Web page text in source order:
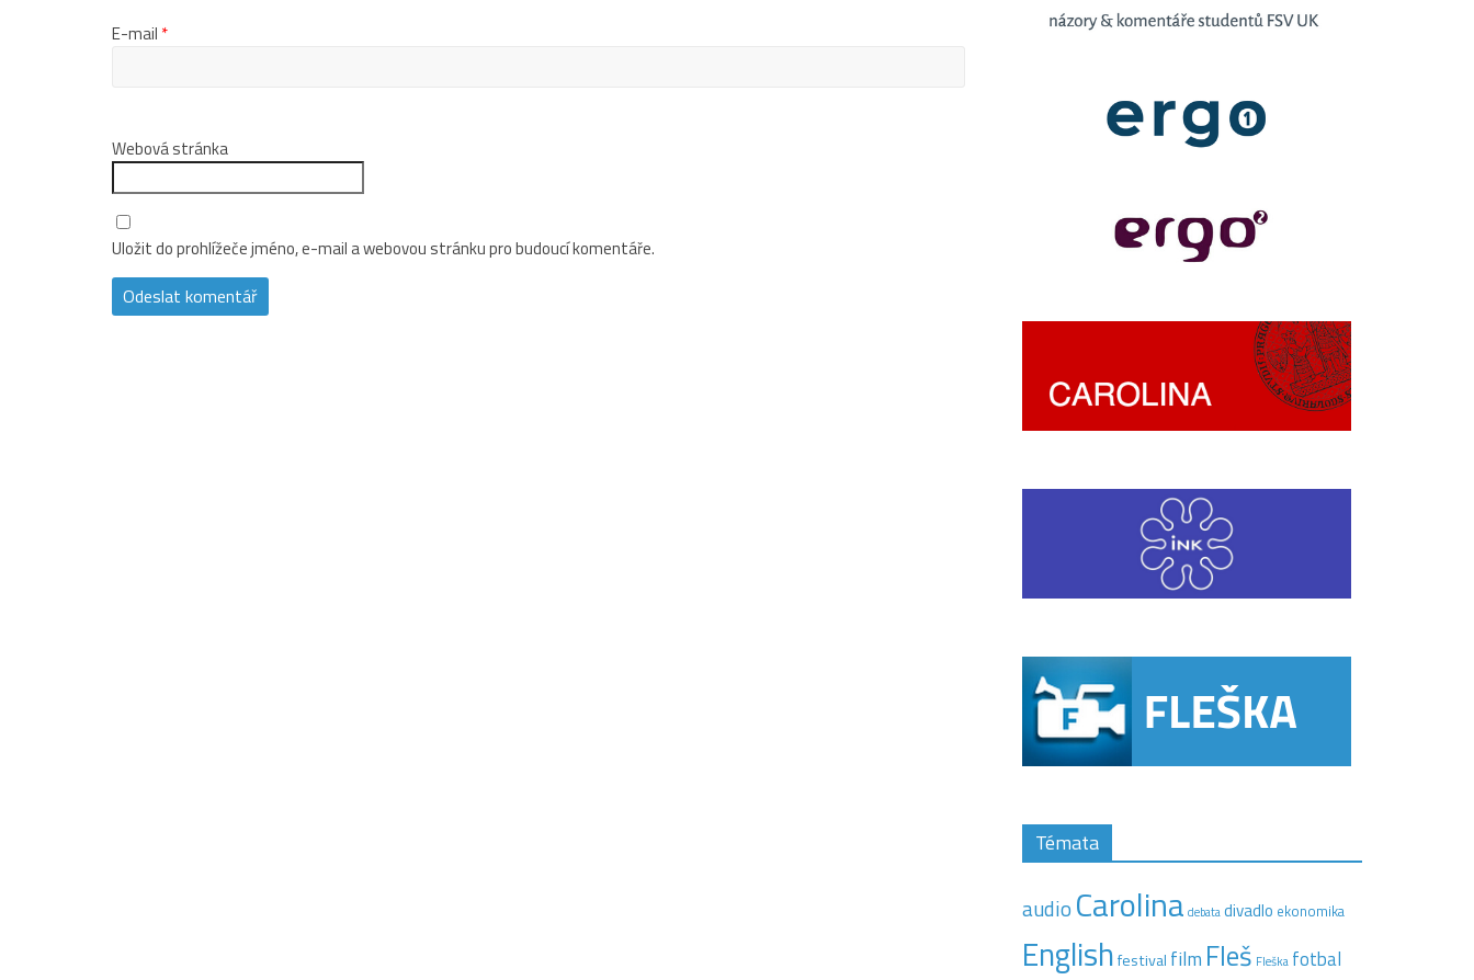
E-mail *
Webová stránka
Uložit do prohlížeče jméno, e-mail a webovou stránku pro budoucí komentáře.
Témata
audio Carolina debatadivadlo ekonomika
Englishfestival film Fleš Fleška fotbal